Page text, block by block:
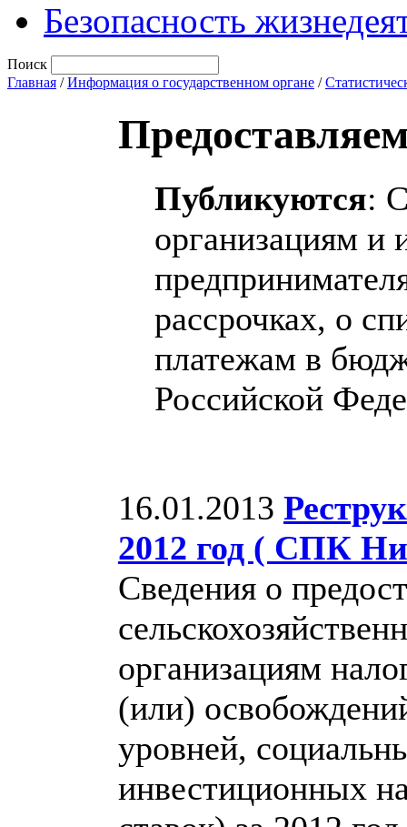
Безопасность
Поиск
Главная /Информация о государственном органе /
Публикуются:
организациям и
рассрочках, о
платежам в
Российской
16.01.2013
2012 год ( СПК
Сведения о
организациям
(или)
уровней,
инвестиционных